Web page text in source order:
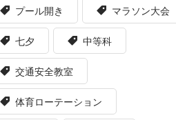
プール開き マラソン大会
七夕 中等科
交通安全教室
体育ローテーション